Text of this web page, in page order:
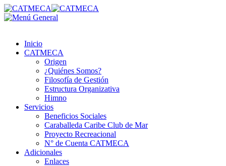
Inicio
CATMECA
Origen
¿Quiénes Somos?
Filosofía de Gestión
Estructura Organizativa
Himno
Servicios
Beneficios Sociales
Caraballeda Caribe Club de Mar
Proyecto Recreacional
N° de Cuenta CATMECA
Adicionales
Enlaces